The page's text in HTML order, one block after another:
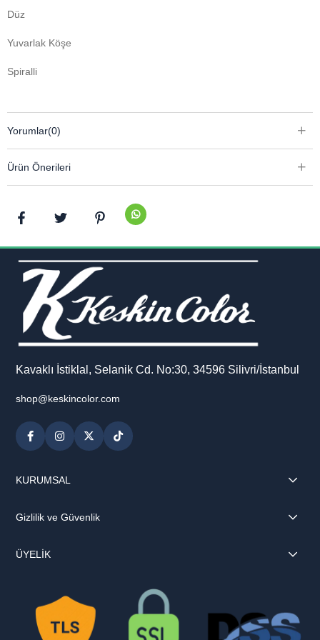
Düz
Yuvarlak Köşe
Spiralli
Yorumlar(0)
Ürün Önerileri
Kavaklı İstiklal, Selanik Cd. No:30, 34596 Silivri/İstanbul
shop@keskincolor.com
KURUMSAL
Gizlilik ve Güvenlik
ÜYELİK